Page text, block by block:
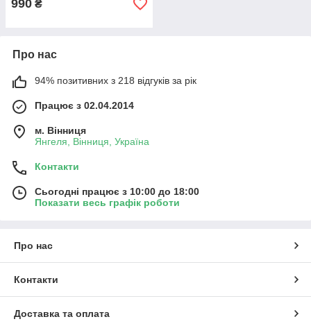
990 ₴
Про нас
94% позитивних з 218 відгуків за рік
Працює з 02.04.2014
м. Вінниця
Янгеля, Вінниця, Україна
Контакти
Сьогодні працює з 10:00 до 18:00
Показати весь графік роботи
Про нас
Контакти
Доставка та оплата